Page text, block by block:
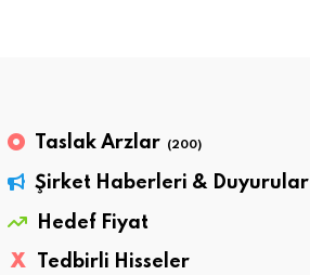
Taslak Arzlar (200)
Şirket Haberleri & Duyurular
Hedef Fiyat
X
Tedbirli Hisseler